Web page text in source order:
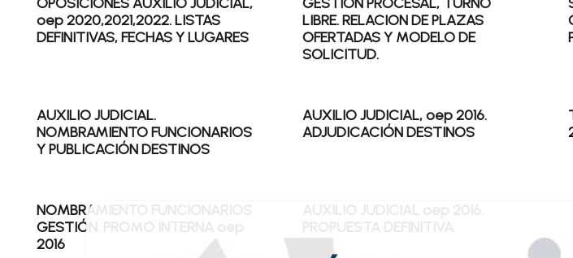
oep 2020,2021,2022. LISTAS
DEFINITIVAS, FECHAS Y LUGARES
LIBRE. RELACION DE PLAZAS
OFERTADAS Y MODELO DE
SOLICITUD.
AUXILIO JUDICIAL.
NOMBRAMIENTO FUNCIONARIOS
Y PUBLICACIÓN DESTINOS
AUXILIO JUDICIAL, oep 2016.
ADJUDICACIÓN DESTINOS
NOMBRAMIENTO FUNCIONARIOS
GESTIÓN. PROMO INTERNA oep
2016